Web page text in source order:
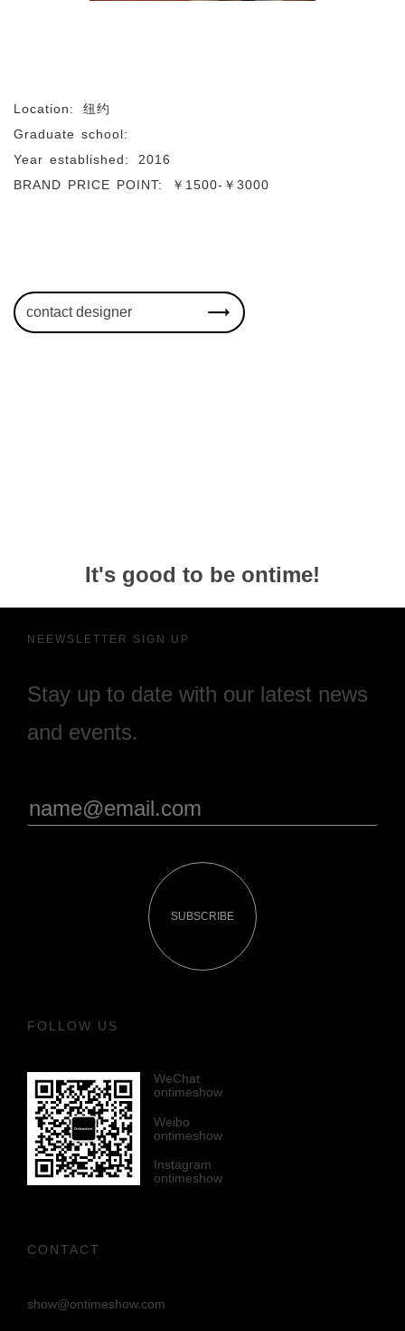
Location:
纽约
Graduate school:
Year established:
2016
BRAND PRICE POINT:
￥1500-￥3000
contact designer
It's good to be ontime!
NEEWSLETTER SIGN UP
Stay up to date with our latest news
and events.
SUBSCRIBE
FOLLOW US
WeChat
ontimeshow
Weibo
ontimeshow
Instagram
ontimeshow
CONTACT
show@ontimeshow.com